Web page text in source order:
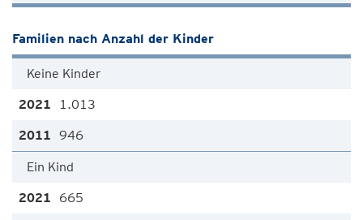
Familien nach Anzahl der Kinder
Keine Kinder
1.013
946
Ein Kind
665